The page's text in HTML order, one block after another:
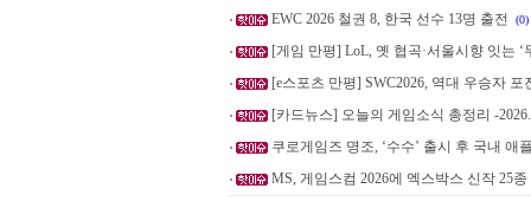
EWC 2026 철권 8, 한국 선수 13명 출전
(0)
[게임 만평] LoL, 옛 협곡·서울시향 잇는 ‘
[e스포츠 만평] SWC2026, 역대 우승자 포
[카드뉴스] 오늘의 게임소식 총정리 -
쿠로게임즈 명조, ‘수수’ 출시 후 국내 애
MS, 게임스컴 2026에 엑스박스 신작 25종